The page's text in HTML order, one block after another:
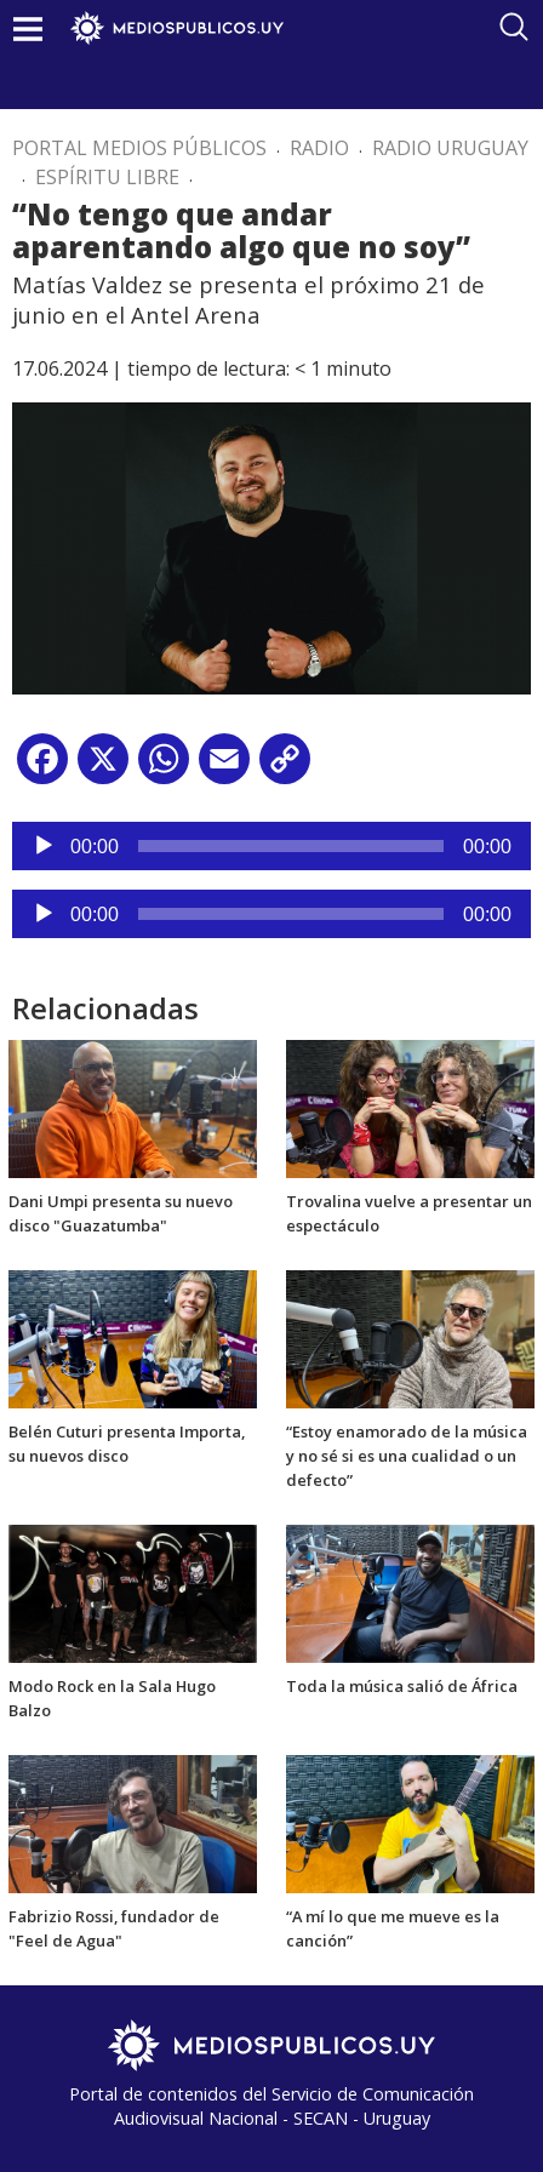
PORTAL MEDIOS PÚBLICOS . RADIO . RADIO URUGUAY
. ESPÍRITU LIBRE .
“No tengo que andar
aparentando algo que no soy”
Matías Valdez se presenta el próximo 21 de
junio en el Antel Arena
17.06.2024 | tiempo de lectura: < 1 minuto
Facebook
X WhatsApp
Email
Reproductor
audio
00:00 00:00
Reproductor
de
00:00 00:00
Relacionadas
Dani Umpi presenta su nuevo
disco "Guazatumba"
Trovalina vuelve a presentar un
espectáculo
Belén Cuturi presenta Importa,
su nuevos disco
“Estoy enamorado de la música
y no sé si es una cualidad o un
defecto”
Modo Rock en la Sala Hugo
Balzo
Toda la música salió de África
Fabrizio Rossi, fundador de
"Feel de Agua"
“A mí lo que me mueve es la
canción”
Portal de contenidos del Servicio de Comunicación
Audiovisual Nacional - SECAN - Uruguay